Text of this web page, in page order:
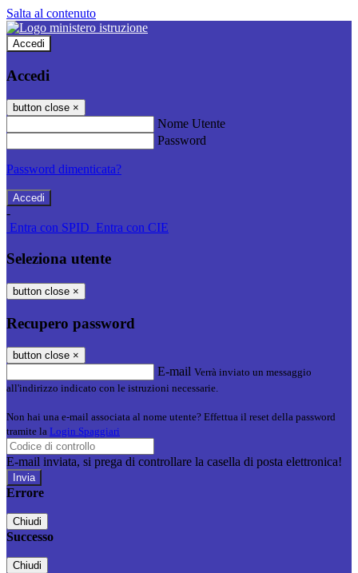
Salta al contenuto
Accedi
Accedi
button close ×
Nome Utente
Password
Password dimenticata?
-
Entra con SPID Entra con CIE
Seleziona utente
button close ×
Recupero password
button close ×
E-mail Verrà inviato un messaggio
all'indirizzo indicato con le istruzioni necessarie.
Non hai una e-mail associata al nome utente? Effettua il reset della password
tramite la Login Spaggiari
E-mail inviata, si prega di controllare la casella di posta elettronica!
Errore
Chiudi
Successo
Chiudi